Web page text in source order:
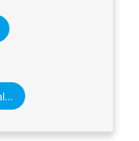
Altri atti e avvisi della Regione e di altri enti pubblici che interessano la collettività regionale